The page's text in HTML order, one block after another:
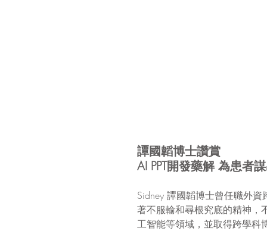
譚國韜博士讚賞
AI PPT開發藥解 為患者
Sidney 譚國韜博士曾任職外
著不服輸和尋根究底的精神，
工智能等領域，並取得跨學科